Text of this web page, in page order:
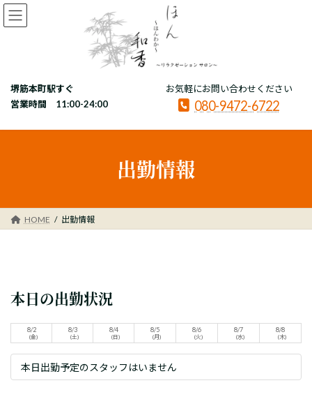
コ
ン
プ
ナ
ビ
動
堺筋本町駅すぐ
営業時間 11:00-24:00
お気軽にお問い合わせください
080-9472-6722
出勤情報
HOME 出勤情報
本日の出勤状況
8/2
(金)
8/3
(土)
8/4
(日)
8/5
(月)
8/6
(火)
8/7
(水)
8/8
(木)
本日出勤予定のスタッフはいません